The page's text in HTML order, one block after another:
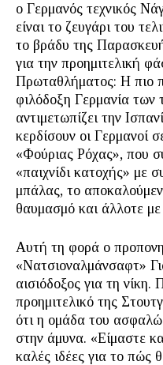
ο Γερμανός τεχνικός
είναι το ζευγάρι του
το βράδυ της
για την προημιτελική
Πρωταθλήματος: Η πιο
φιλόδοξη Γερμανία των
αντιμετωπίζει την
κερδίσουν οι Γερμανοί
«Φούριας Ρόχας», που
«παιχνίδι κατοχής» με
μπάλας, το
θαυμασμό και άλλοτε
Αυτή τη φορά ο
«Νατσιοναλμάνσαφτ»
αισιόδοξος για τη νίκη.
προημιτελικό της
ότι η ομάδα του
στην άμυνα. «Είμαστε
καλές ιδέες για το πώς